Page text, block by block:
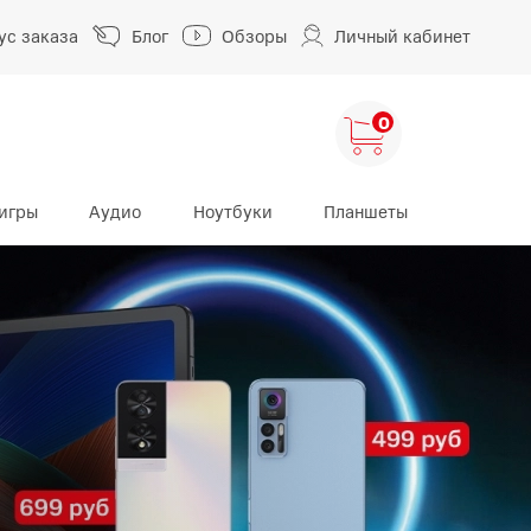
заказа Блог Обзоры Личный кабинет
0
HUAWEI
HUAWEI Pura
HUAWEI Nova
HUAWEI Mate
HONOR
HONOR 400
HONOR 600
HONOR Magic
HONOR X
Аудио Ноутбуки Планшеты